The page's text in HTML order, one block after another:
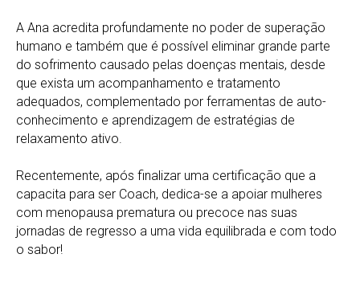
A Ana acredita profundamente no poder de superação
humano e também que é possível eliminar grande parte
do sofrimento causado pelas doenças mentais, desde
que exista um acompanhamento e tratamento
adequados, complementado por ferramentas de auto-
conhecimento e aprendizagem de estratégias de
relaxamento ativo.
Recentemente, após finalizar uma certificação que a
capacita para ser Coach, dedica-se a apoiar mulheres
com menopausa prematura ou precoce nas suas
jornadas de regresso a uma vida equilibrada e com todo
o sabor!